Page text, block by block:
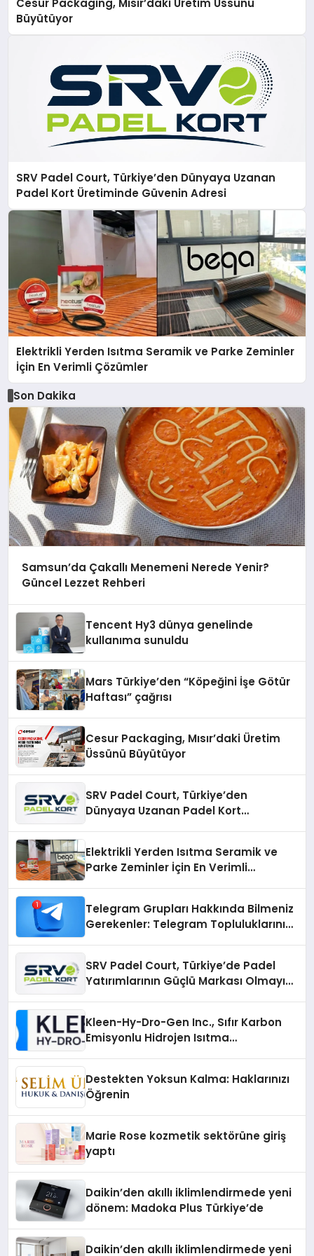
Cesur Packaging, Mısır’daki Üretim Üssünü
Büyütüyor
SRV Padel Court, Türkiye’den Dünyaya Uzanan
Padel Kort Üretiminde Güvenin Adresi
Elektrikli Yerden Isıtma Seramik ve Parke Zeminler
İçin En Verimli Çözümler
Son Dakika
Samsun’da Çakallı Menemeni Nerede Yenir?
Güncel Lezzet Rehberi
Tencent Hy3 dünya genelinde
kullanıma sunuldu
Mars Türkiye’den “Köpeğini İşe Götür
Haftası” çağrısı
Cesur Packaging, Mısır’daki Üretim
Üssünü Büyütüyor
SRV Padel Court, Türkiye’den
Dünyaya Uzanan Padel Kort
Elektrikli Yerden Isıtma Seramik ve
Parke Zeminler İçin En Verimli
Telegram Grupları Hakkında Bilmeniz
Gerekenler: Telegram Topluluklarını
SRV Padel Court, Türkiye’de Padel
Yatırımlarının Güçlü Markası Olmayı
Kleen-Hy-Dro-Gen Inc., Sıfır Karbon
Emisyonlu Hidrojen Isıtma
Destekten Yoksun Kalma: Haklarınızı
Öğrenin
Marie Rose kozmetik sektörüne giriş
yaptı
Daikin’den akıllı iklimlendirmede yeni
dönem: Madoka Plus Türkiye’de
Daikin’den akıllı iklimlendirmede yeni